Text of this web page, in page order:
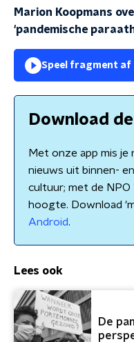
Marion Koopmans
'pandemische
Speel fragment af
Download
Met onze app mis je
nieuws uit binnen-
cultuur; met de
hoogte. Download
Android.
Lees ook
De